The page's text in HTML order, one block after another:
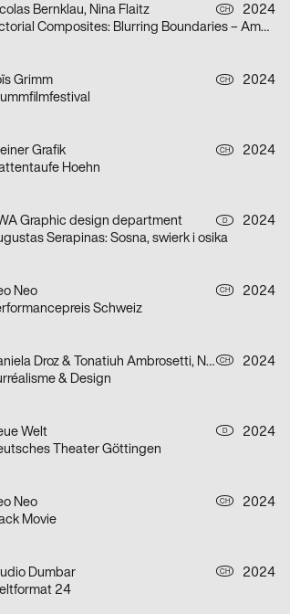
Bernklau, Nina Flaitz CH
2024
Pictorial Composites: Blurring Boundaries – Ambiguous Realities
Grimm CH
2024
Grafik CH
2024
Hoehn
Graphic design department D
2024
Serapinas: Sosna, swierk i osika
Neo CH
2024
Schweiz
Daniela Droz & Tonatiuh Ambrosetti, Neo Neo CH
2024
& Design
Welt D
2024
Theater Göttingen
Neo CH
2024
Movie
Dumbar CH
2024
24